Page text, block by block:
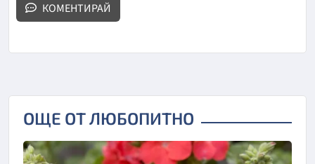
КОМЕНТИРАЙ
ОЩЕ ОТ ЛЮБОПИТНО